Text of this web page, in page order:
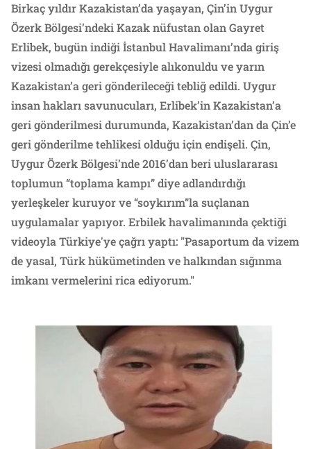
Birkaç yıldır Kazakistan’da yaşayan, Çin’in Uygur
Özerk Bölgesi’ndeki Kazak nüfustan olan Gayret
Erlibek, bugün indiği İstanbul Havalimanı’nda giriş
vizesi olmadığı gerekçesiyle alıkonuldu ve yarın
Kazakistan’a geri gönderileceği tebliğ edildi. Uygur
insan hakları savunucuları, Erlibek’in Kazakistan’a
geri gönderilmesi durumunda, Kazakistan’dan da Çin’e
geri gönderilme tehlikesi olduğu için endişeli. Çin,
Uygur Özerk Bölgesi’nde 2016’dan beri uluslararası
toplumun “toplama kampı” diye adlandırdığı
yerleşkeler kuruyor ve “soykırım”la suçlanan
uygulamalar yapıyor. Erbilek havalimanında çektiği
videoyla Türkiye'ye çağrı yaptı: "Pasaportum da vizem
de yasal, Türk hükümetinden ve halkından sığınma
imkanı vermelerini rica ediyorum."